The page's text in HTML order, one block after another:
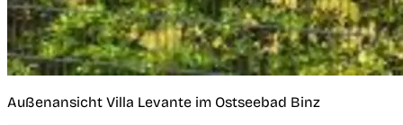
Außenansicht Villa Levante im Ostseebad Binz